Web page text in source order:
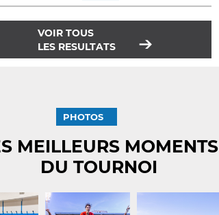
VOIR TOUS
LES RESULTATS
PHOTOS
MEILLEURS MOMENTS
DU TOURNOI